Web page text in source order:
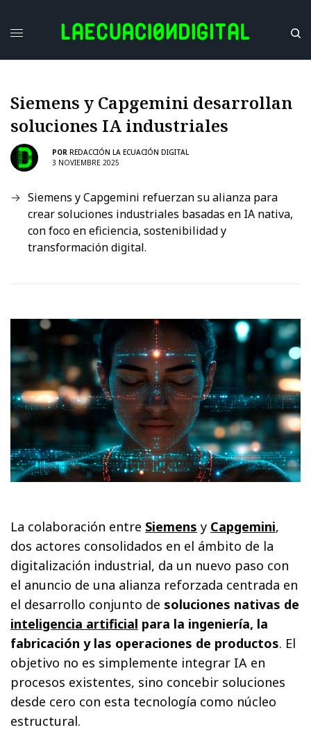
Siemens y Capgemini desarrollan
soluciones IA industriales
POR REDACCIÓN LA ECUACIÓN DIGITAL
3 NOVIEMBRE 2025
Siemens y Capgemini refuerzan su alianza para
crear soluciones industriales basadas en IA nativa,
con foco en eficiencia, sostenibilidad y
transformación digital.
La colaboración entre Siemens y Capgemini,
dos actores consolidados en el ámbito de la
digitalización industrial, da un nuevo paso con
el anuncio de una alianza reforzada centrada en
el desarrollo conjunto de soluciones nativas de
inteligencia artificial para la ingeniería, la
fabricación y las operaciones de productos. El
objetivo no es simplemente integrar IA en
procesos existentes, sino concebir soluciones
desde cero con esta tecnología como núcleo
estructural.